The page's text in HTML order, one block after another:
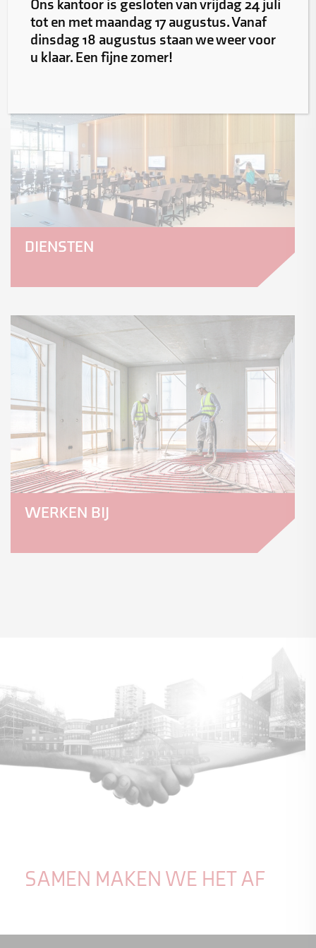
DIENSTEN
WERKEN BIJ
SAMEN MAKEN WE HET AF
Ons kantoor is gesloten van vrijdag 24 juli
tot en met maandag 17 augustus. Vanaf
dinsdag 18 augustus staan we weer voor
u klaar. Een fijne zomer!